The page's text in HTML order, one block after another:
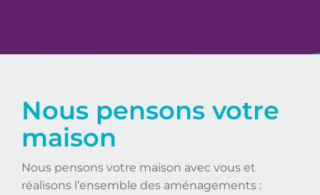
Nous pensons votre
maison
Nous pensons votre maison avec vous et
réalisons l’ensemble des aménagements :